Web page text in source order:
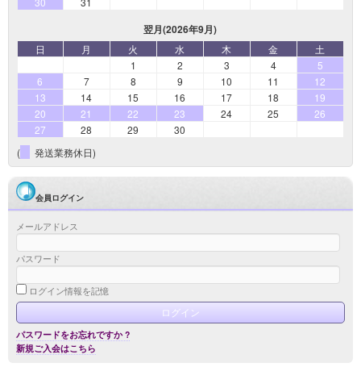
翌月(2026年9月)
日 月 火 水 木 金
土
1
2 3 4
5
6
7 8 9 10 11
12
13
14 15 16 17 18
19
20
21 22 23 24 25
26
27
28 29
30
(
発送業務休日)
会員ログイン
メールアドレス
パスワード
ログイン情報を記憶
パスワードをお忘れですか ?
新規ご入会はこちら